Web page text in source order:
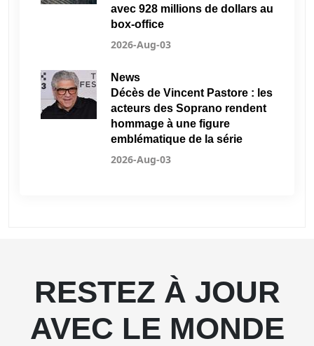
avec 928 millions de dollars au
box-office
2026-Aug-03
News
Décès de Vincent Pastore : les
acteurs des Soprano rendent
hommage à une figure
emblématique de la série
2026-Aug-03
RESTEZ À JOUR
AVEC LE MONDE